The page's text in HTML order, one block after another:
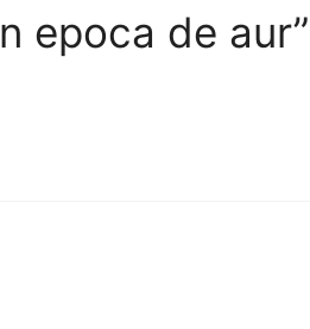
epoca de aur”